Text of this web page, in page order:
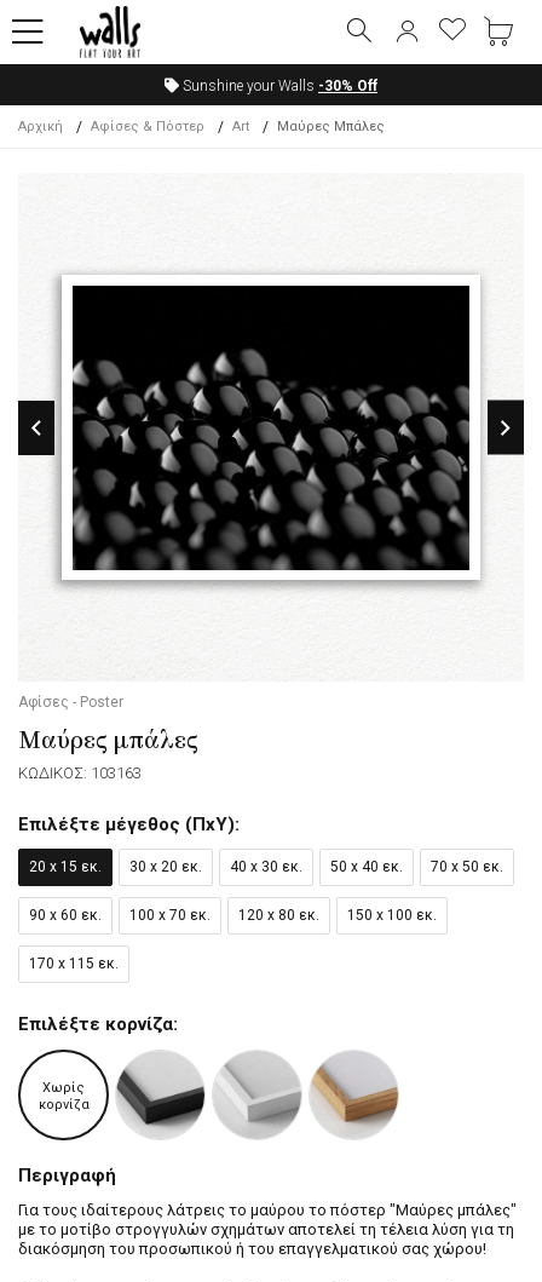
Sunshine your Walls -30% Off
Αρχική Αφίσες & Πόστερ Art Μαύρες Μπάλες
Αφίσες - Poster
Μαύρες μπάλες
ΚΩΔΙΚΟΣ: 103163
Επιλέξτε μέγεθος (ΠxΥ):
20 x 15 εκ. 30 x 20 εκ. 40 x 30 εκ. 50 x 40 εκ. 70 x 50 εκ.
90 x 60 εκ. 100 x 70 εκ. 120 x 80 εκ. 150 x 100 εκ.
170 x 115 εκ.
Επιλέξτε κορνίζα:
Χωρίς
κορνίζα
Περιγραφή
Για τους ιδαίτερους λάτρεις το μαύρου το πόστερ "Μαύρες μπάλες"
με το μοτίβο στρογγυλών σχημάτων αποτελεί τη τέλεια λύση για τη
διακόσμηση του προσωπικού ή του επαγγελματικού σας χώρου!